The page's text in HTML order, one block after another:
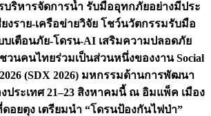
บริหารจัดการน้ำ รับมืออุทกภัยอย่างมีประ
งราย-เครือข่ายวิจัย โชว์นวัตกรรมรับมือ
บเตือนภัย-โดรน-AI เสริมความปลอดภัย
วนคนไทยร่วมเป็นส่วนหนึ่งของงาน Social
2026 (SDX 2026) มหกรรมด้านการพัฒนา
ระเทศ 21–23 สิงหาคมนี้ ณ อิมแพ็ค เมือง
อยตุง เตรียมนำ “โดรนป้องกันไฟป่า”